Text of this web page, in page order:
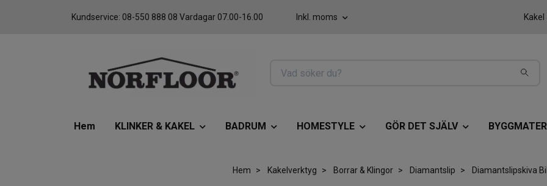
Kundservice: 08-550 888 08 Vardagar 07.00-16.00 Inkl. moms
Hem KLINKER & KAKEL BADRUM HOMESTYLE GÖR DET SJÄLV
Hem Kakelverktyg Borrar & Klingor Diamantslip Diamantslipskiva